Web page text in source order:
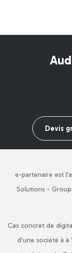
Devis
e-partenaire est
Solutions -
Cas concret de
d'une société à à